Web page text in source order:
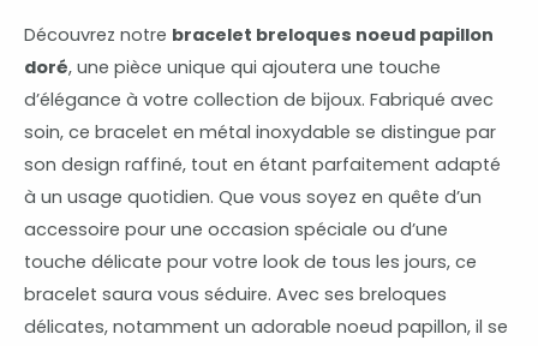
Découvrez notre bracelet breloques noeud papillon
doré, une pièce unique qui ajoutera une touche
d’élégance à votre collection de bijoux. Fabriqué avec
soin, ce bracelet en métal inoxydable se distingue par
son design raffiné, tout en étant parfaitement adapté
à un usage quotidien. Que vous soyez en quête d’un
accessoire pour une occasion spéciale ou d’une
touche délicate pour votre look de tous les jours, ce
bracelet saura vous séduire. Avec ses breloques
délicates, notamment un adorable noeud papillon, il se